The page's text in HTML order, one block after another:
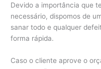
Devido a importância que
necessário, dispomos de
sanar todo e qualquer
forma rápida.
Caso o cliente aprove o